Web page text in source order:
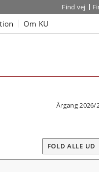
Find vej
Om KU
Årgang 2026/
FOLD ALLE UD